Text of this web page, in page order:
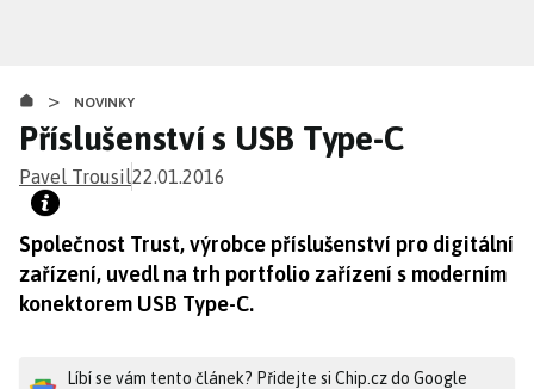
obsahu
> NOVINKY
Příslušenství s USB Type-C
Pavel Trousil22.01.2016
Společnost Trust, výrobce příslušenství pro digitální
zařízení, uvedl na trh portfolio zařízení s moderním
konektorem USB Type-C.
Líbí se vám tento článek? Přidejte si Chip.cz do Google